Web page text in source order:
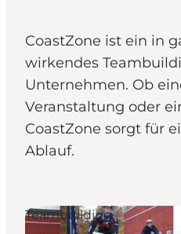
Reiseplanung
CoastZone ist ein in
wirkendes
Unternehmen. Ob
Veranstaltung oder
CoastZone sorgt für
Ablauf.
Teambuilding